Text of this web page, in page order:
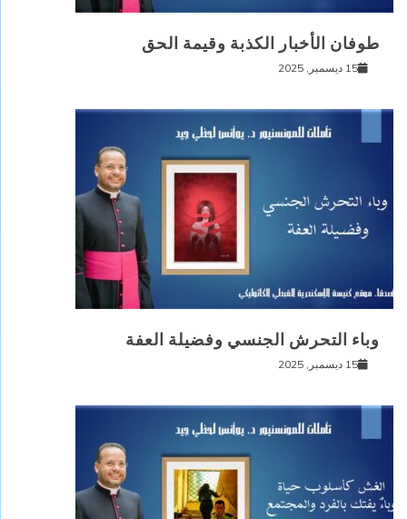
طوفان الأخبار الكذبة وقيمة الحق
15 ديسمبر, 2025
وباء التحرش الجنسي وفضيلة العفة
15 ديسمبر, 2025